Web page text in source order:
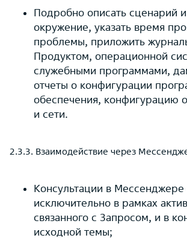
Подробно описать сценарий
окружение, указать время
проблемы, приложить
Продуктом, операционной
служебными программами,
отчеты о конфигурации
обеспечения, конфигурацию
и сети.
2.3.3. Взаимодействие через
Консультации в Мессенджере
исключительно в рамках
связанного с Запросом, и в
исходной темы;